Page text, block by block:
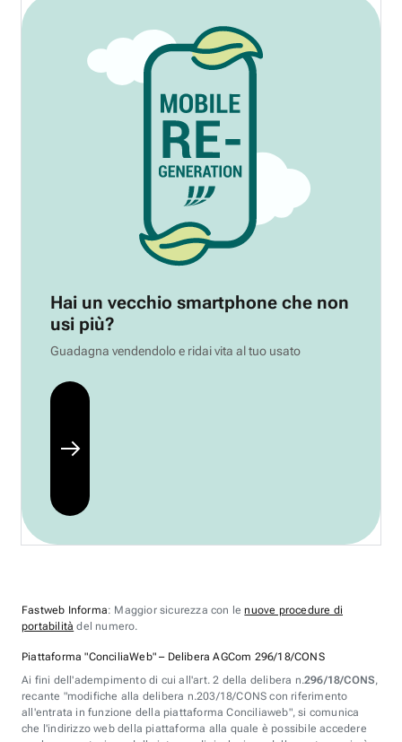
Hai un vecchio smartphone che non
usi più?
Guadagna vendendolo e ridai vita al tuo usato
Fastweb Informa: Maggior sicurezza con lenuove procedure di
portabilità del numero.
Piattaforma "ConciliaWeb" – Delibera AGCom 296/18/CONS
Ai fini dell'adempimento di cui all'art. 2 della delibera n.296/18/CONS,
recante "modifiche alla delibera n.203/18/CONS con riferimento
all'entrata in funzione della piattaforma Conciliaweb", si comunica
che l'indirizzo web della piattaforma alla quale è possibile accedere